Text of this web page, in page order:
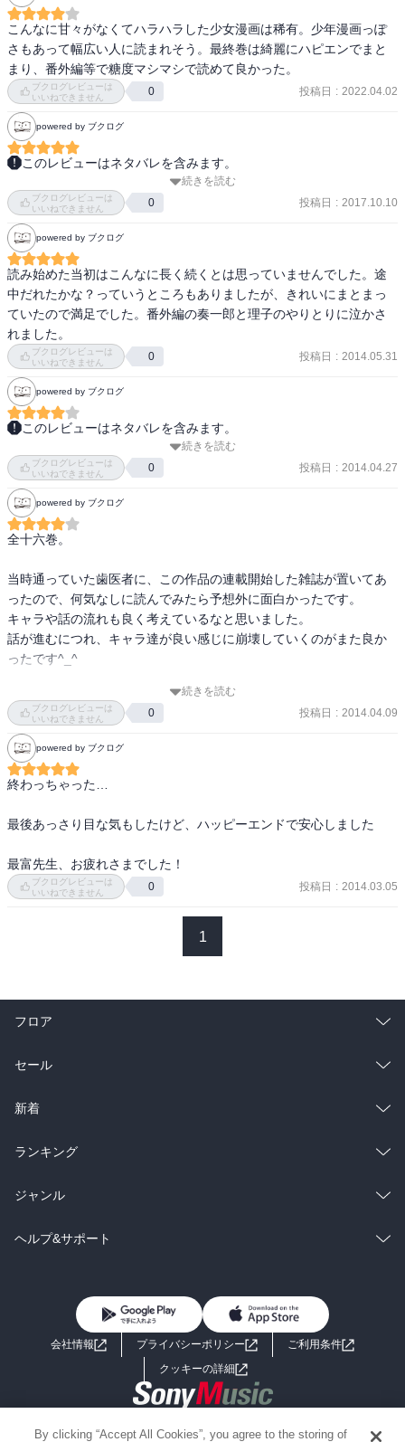
こんなに甘々がなくてハラハラした少女漫画は稀有。少年漫画っぽ
さもあって幅広い人に読まれそう。最終巻は綺麗にハピエンでまと
まり、番外編等で糖度マシマシで読めて良かった。
ブクログレビューは
いいねできません
0 投稿日 : 2022.04.02
powered by ブクログ
このレビューはネタバレを含みます。
最終巻。本編は最終話のみ。他は大量の番外編と、最富先生のデビ
ュー作。アキラを助けるべく爆発準備開始15分から脱出ルートを探
し出すため、黒崎とアキラが協力してコードを探す。おにぎりで目
覚めた照うけた。黒崎も腹の音確認してたのね。保護されて髪の毛
切ったアキラは別人のようで、どう見ても照より年上には見えなか
った。番外編はどれも外せないエピソードだった。黒崎が理子さん
に惚れかけたってのは、え、惚れかけた過去なんて見たくないーと
思ったけど、そこからアキラに繋がるとは思わなかった。アンドラ
の話も本編では謎のまま終わってて消化不良だったので良かった。
理子と奏一郎の話は普通に泣けた。もう一回見たいな。これ買いだ
な。
続きを読む
ブクログレビューは
いいねできません
0 投稿日 : 2017.10.10
powered by ブクログ
読み始めた当初はこんなに長く続くとは思っていませんでした。途
中だれたかな？っていうところもありましたが、きれいにまとまっ
ていたので満足でした。番外編の奏一郎と理子のやりとりに泣かさ
れました。
ブクログレビューは
いいねできません
0 投稿日 : 2014.05.31
powered by ブクログ
このレビューはネタバレを含みます。
照という少女が主人公。一応学園モノではあるが、その実ラブコ
メ。
主人公が天涯孤独で極貧。でもっていじめられてる。
照には肉親がいない。唯一の肉親であった兄から託されたのは一台
のケータイ。
高校生になったある日、黒崎という用務員室のガラスを割ってしま
い、用務員の手伝いをさせられる（下僕化される）。
1巻lastに短編収録。
2巻目で照は黒崎に惹かれている事を自覚。黒崎はなにやら裏があ
り･･･
新キャラ理子登場。生徒会長、1巻では完全悪者キャラだったの
に、あっさり友達になっている。
照のクラスメイト清、危うく全てを失いかけるが黒崎一派に助け
られる。（黒崎の下僕2号）
3巻。照の引っ越し。引っ越し先は黒崎の家の隣で理子と一緒に住む
事に。
こうとしたため）、DAISYにお土産を買ったり。
うとする。
4巻で照の葛藤。黒崎＝DAISYの葛藤。
照兄のバカっぷり、DAISYの名前の由来、理事長の登場。
照はDAISYからネックレスをもらう。
新井(1巻にて登場)を使う　誰か　の存在と森の絡み。
照、捨て身で新井を助け出し、己も黒崎に助けられる。
登場。
照のファーストキスをアキラに奪われて狼狽する黒崎は、ぶっち
キチンとDAISYとして、照に話をするその直前に森＆アキラに照
8巻で黒崎の過去と罪が姿を現す。
何故　黒崎が奏(照兄)を殺した　という展開になったか。黒崎抜き
で話が始まる。
黒崎は一人で、黒崎の過去の作品であり機密である
『Jack'oFrost』というソフトを探し歩く。
過去に作り、既に無いとされているソフトを。
続きを読む
ブクログレビューは
いいねできません
0 投稿日 : 2014.04.27
powered by ブクログ
全十六巻。
当時通っていた歯医者に、この作品の連載開始した雑誌が置いてあ
ったので、何気なしに読んでみたら予想外に面白かったです。
キャラや話の流れも良く考えているなと思いました。
話が進むにつれ、キャラ達が良い感じに崩壊していくのがまた良か
ったです^_^
ただ、そんなに気にすることもないけれど‥要所要所『大人』とい
うワードが散りばめられているのが何故か少し気になりました^^;
続きを読む
ブクログレビューは
いいねできません
0 投稿日 : 2014.04.09
powered by ブクログ
終わっちゃった…
最後あっさり目な気もしたけど、ハッピーエンドで安心しました
最富先生、お疲れさまでした！
ブクログレビューは
いいねできません
0 投稿日 : 2014.03.05
1
フロア
総合
ラノベ
雑誌・グラビア
BL・TL
セール
総合
ラノベ
雑誌・グラビア
BL・TL
新着
総合
ラノベ
雑誌・グラビア
ランキング
総合
ラノベ
ジャンル
コミック
ライトノベル 男子向けラノベ
小説
海外小説
ヘルプ&サポート
よくあるご質問 お問い合わせ
会社情報 プライバシーポリシー
ご利用条件
クッキーの詳細
Copyright 2017 - 2026 Sony Music Entertainment(Japan) Inc.
By clicking “Accept All Cookies”, you agree to the storing of